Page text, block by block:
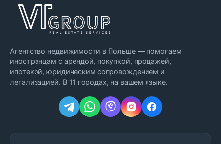
Агентство недвижимости в Польше — помогаем
иностранцам с арендой, покупкой, продажей,
ипотекой, юридическим сопровождением и
легализацией. В 11 городах, на вашем языке.